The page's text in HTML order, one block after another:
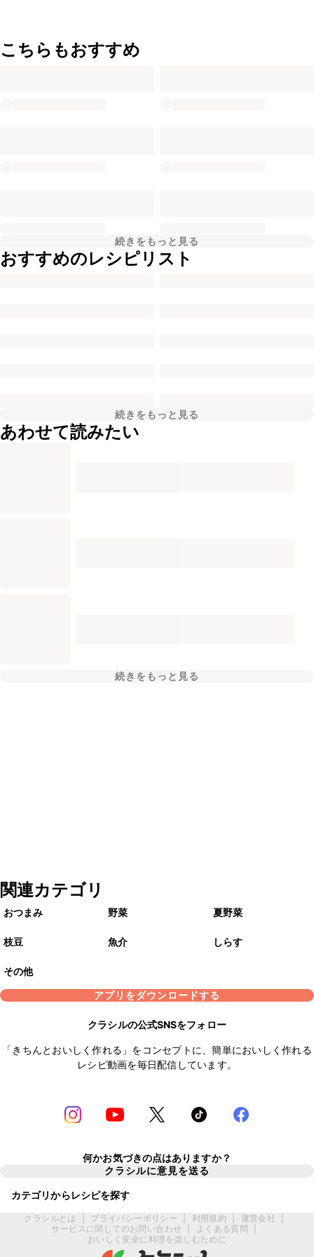
こちらもおすすめ
続きをもっと見る
おすすめのレシピリスト
続きをもっと見る
あわせて読みたい
続きをもっと見る
関連カテゴリ
おつまみ 野菜 夏野菜
枝豆 魚介 しらす
その他
アプリをダウンロードする
クラシルの公式SNSをフォロー
「きちんとおいしく作れる」をコンセプトに、簡単においしく作れる
レシピ動画を毎日配信しています。
何かお気づきの点はありますか？
クラシルに意見を送る
カテゴリからレシピを探す
クラシルとは プライバシーポリシー 利用規約 運営会社
サービスに関してのお問い合わせ
よくある質問
おいしく安全に料理を楽しむために